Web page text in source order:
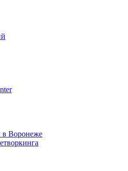
в Воронеже